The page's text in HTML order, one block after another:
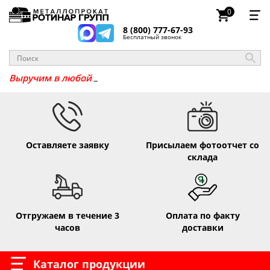
8 (800) 777-67-93
Бесплатный звонок
0
Выручим в лю
Оставляете заявку
Присылаем фотоотчет со
склада
Отгружаем в течение 3
часов
Оплата по факту
доставки
Каталог продукции